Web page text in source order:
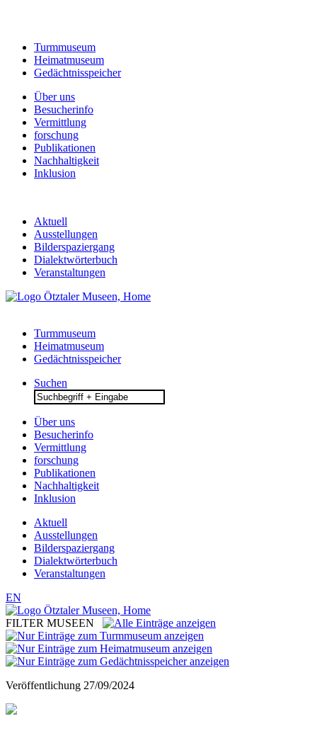
Turmmuseum
Heimatmuseum
Gedächtnisspeicher
Über uns
Besucherinfo
Vermittlung
forschung
Publikationen
Nachhaltigkeit
Inklusion
Aktuell
Ausstellungen
Bilderspaziergang
Dialektwörterbuch
Veranstaltungen
Turmmuseum
Heimatmuseum
Gedächtnisspeicher
Suchen
Search
for:
Über uns
Besucherinfo
Vermittlung
forschung
Publikationen
Nachhaltigkeit
Inklusion
Aktuell
Ausstellungen
Bilderspaziergang
Dialektwörterbuch
Veranstaltungen
EN
FILTER MUSEEN
Veröffentlichung 27/09/2024